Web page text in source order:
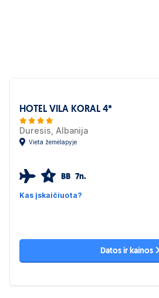
HOTEL VILA KORAL 4*
Duresis, Albanija
Vieta žemėlapyje
4 BB 7n.
Kas įskaičiuota?
Datos ir kainos